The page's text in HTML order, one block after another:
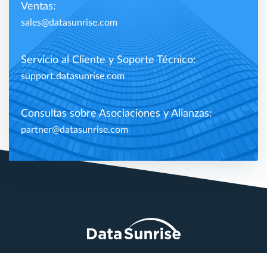
Ventas:
sales@datasunrise.com
Servicio al Cliente y Soporte Técnico:
support.datasunrise.com
Consultas sobre Asociaciones y Alianzas:
partner@datasunrise.com